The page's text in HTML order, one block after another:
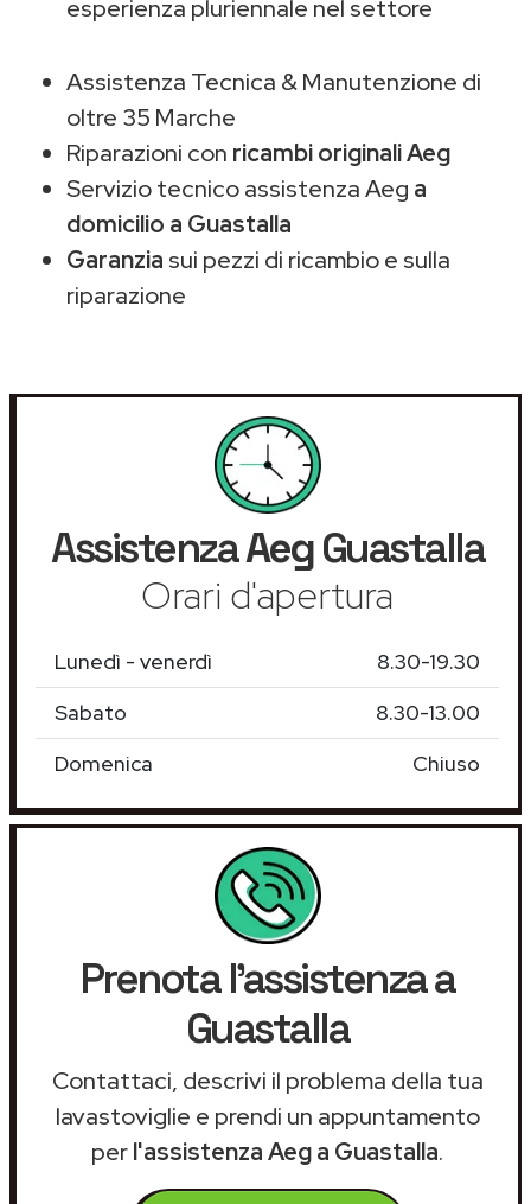
esperienza pluriennale nel settore
Assistenza Tecnica & Manutenzione di
oltre 35 Marche
Riparazioni con ricambi originali Aeg
Servizio tecnico assistenza Aeg a
domicilio a Guastalla
Garanzia sui pezzi di ricambio e sulla
riparazione
AssistenzaAegGuastalla
Orari d'apertura
Lunedì - venerdì
8.30-19.30
Sabato
8.30-13.00
Domenica
Chiuso
Prenota l'assistenza a
Guastalla
Contattaci, descrivi il problema della tua
lavastoviglie e prendi un appuntamento
perl'assistenza Aeg a Guastalla.